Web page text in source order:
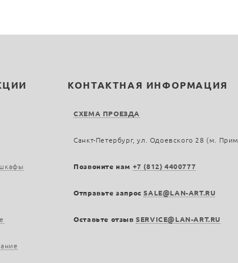
КОНТАКТНАЯ ИНФОРМАЦИЯ
СХЕМА ПРОЕЗДА
Санкт-Петербург, ул. Одоевского 28 (м.
Позвоните нам +7 (812) 4400777
Отправьте запросSALE@LAN-ART.RU
Оставьте отзывSERVICE@LAN-ART.RU